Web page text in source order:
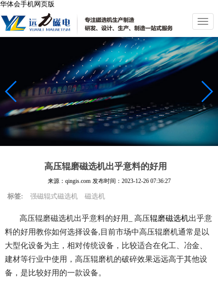
华体会手机网页版
切
换
导
航
高压辊磨磁选机出乎意料的好用
来源：qingis.com 发布时间： 2023-12-26 07:36:27
标签: 强磁辊式磁选机 磁选机
高压辊磨磁选机出乎意料的好用_ 高压辊磨磁选机出乎意
料的好用教你如何选择设备,目前市场中高压辊磨机通常是以
大型化设备为主，相对传统设备，比较适合在化工、冶金、
建材等行业中使用，高压辊磨机的破碎效果远远高于其他设
备，是比较好用的一款设备。